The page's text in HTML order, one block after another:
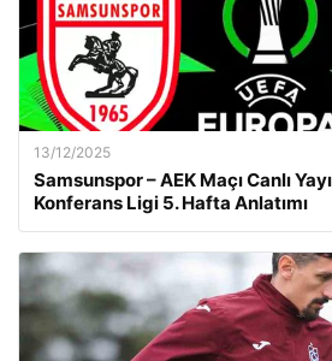
13/12/2025
Samsunspor – AEK Maçı Canlı
Konferans Ligi 5. Hafta Anlatımı